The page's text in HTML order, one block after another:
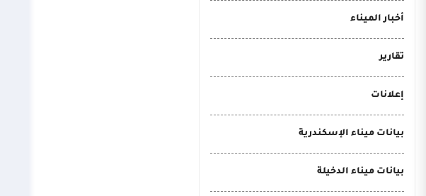
أخبار الميناء
تقارير
إعلانات
بيانات ميناء الإسكندرية
بيانات ميناء الدخيلة